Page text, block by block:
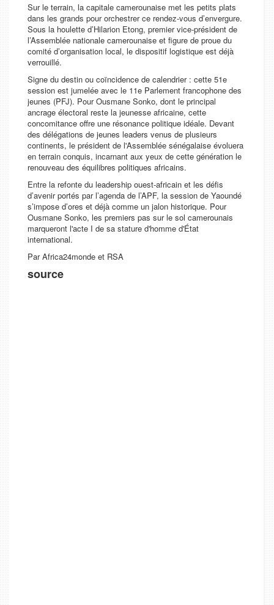
Sur le terrain, la capitale camerounaise met les petits plats
dans les grands pour orchestrer ce rendez-vous d’envergure.
Sous la houlette d’Hilarion Etong, premier vice-président de
l’Assemblée nationale camerounaise et figure de proue du
comité d’organisation local, le dispositif logistique est déjà
verrouillé.
Signe du destin ou coïncidence de calendrier : cette 51e
session est jumelée avec le 11e Parlement francophone des
jeunes (PFJ). Pour Ousmane Sonko, dont le principal
ancrage électoral reste la jeunesse africaine, cette
concomitance offre une résonance politique idéale. Devant
des délégations de jeunes leaders venus de plusieurs
continents, le président de l'Assemblée sénégalaise évoluera
en terrain conquis, incarnant aux yeux de cette génération le
renouveau des équilibres politiques africains.
Entre la refonte du leadership ouest-africain et les défis
d’avenir portés par l’agenda de l’APF, la session de Yaoundé
s’impose d’ores et déjà comme un jalon historique. Pour
Ousmane Sonko, les premiers pas sur le sol camerounais
marqueront l'acte I de sa stature d'homme d'État
international.
Par Africa24monde et RSA
source